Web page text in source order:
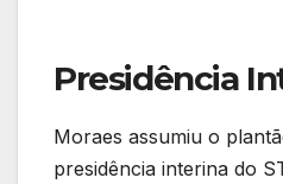
Presidência
Moraes assumiu o
presidência interina do